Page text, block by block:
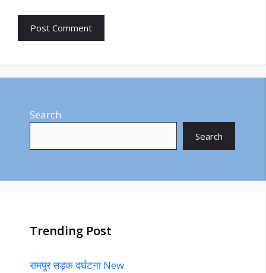
Search
Search
Trending Post
रामपुर सड़क दर्घटना New